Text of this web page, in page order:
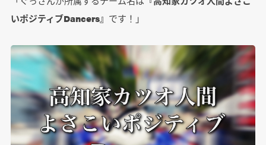
いポジティブDancers』 です！」